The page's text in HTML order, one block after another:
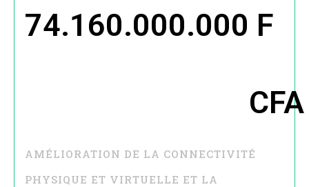
AMÉLIORATION DE LA CONNECTIVITÉ
PHYSIQUE ET VIRTUELLE ET LA
74.160.000.000
CFA